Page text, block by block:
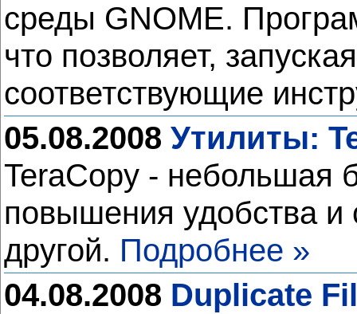
среды GNOME.
что позволяет,
соответствующие
05.08.2008 Утилиты:
TeraCopy - небольшая
повышения удобства и
другой. Подробнее »
04.08.2008 Duplicate